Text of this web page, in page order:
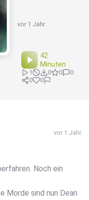
vor 1 Jahr
42
Minuten
1 0 0
0
0
0
vor 1 Jahr
Noch ein
sind nun Dean